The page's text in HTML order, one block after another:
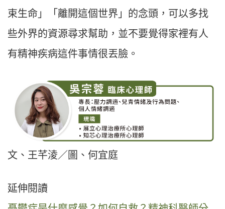
束生命」「離開這個世界」的念頭，可以多找
些外界的資源尋求幫助，並不要覺得家裡有人
有精神疾病這件事情很丟臉。
文、王芊淩／圖、何宜庭
延伸閱讀